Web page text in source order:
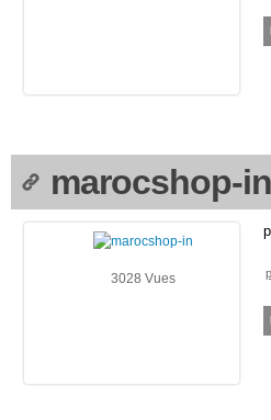
marocshop-in
3028 Vues